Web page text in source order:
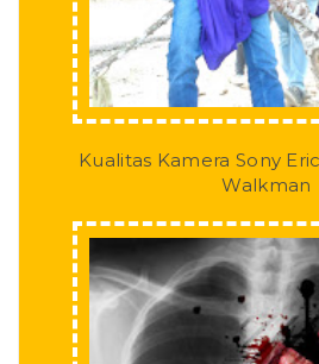
Kualitas Kamera Sony
Walkman